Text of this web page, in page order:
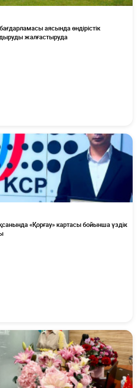
аясында өндірістік
жалғастыруда
«Қорғау» картасы бойынша үздік